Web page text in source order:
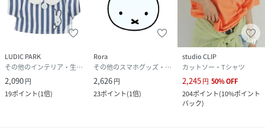
LUDIC PARK
その他のインテリア・生活雑貨
2,090円
19ポイント(1倍)
Rora
その他のスマホグッズ・オーディオ機器
2,626円
23ポイント(1倍)
studio CLIP
カットソー・Tシャツ
2,245円 50%OFF
204ポイント(10%ポイント
バック)